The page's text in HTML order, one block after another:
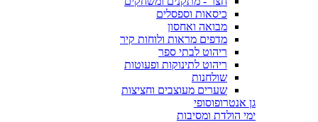
כיסאות וספסלים
מבואה ואחסון
מדפים מראות ולוחות קיר
ריהוט לבתי ספר
ריהוט לתינוקות ופעוטות
שולחנות
שערים מעוצבים וחציצות
גן אנטרופוסופי
ימי הולדת ומסיבות